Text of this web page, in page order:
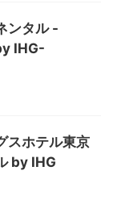
ンタル -
IHG-
スホテル東京
by IHG